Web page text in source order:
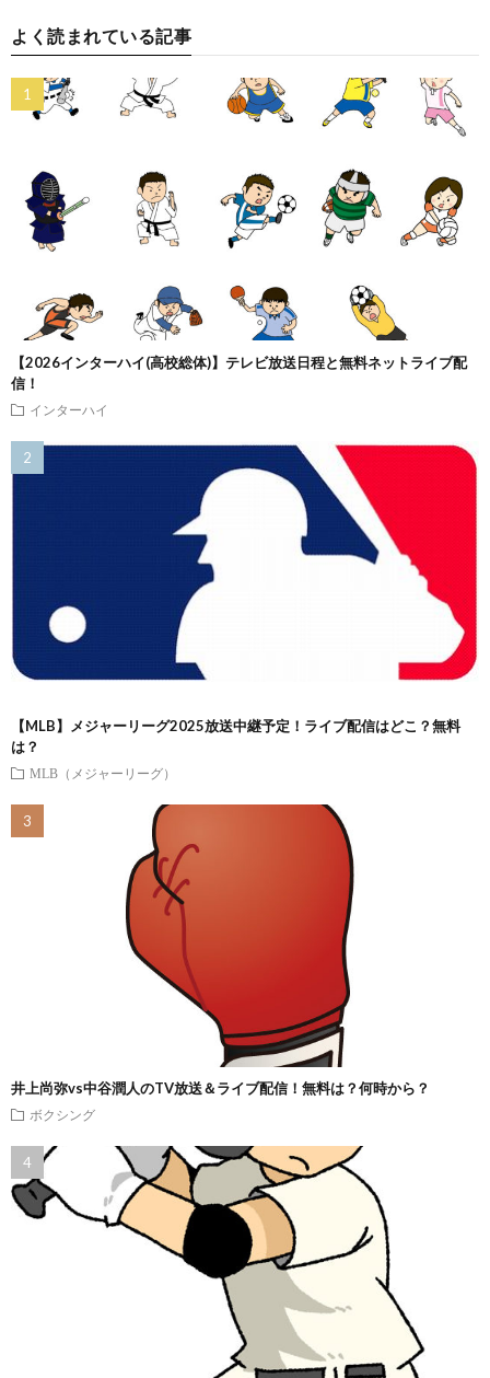
よく読まれている記事
【2026インターハイ(高校総体)】テレビ放送日程と無料ネットライブ配
信！
インターハイ
【MLB】メジャーリーグ2025放送中継予定！ライブ配信はどこ？無料
は？
MLB（メジャーリーグ）
井上尚弥vs中谷潤人のTV放送＆ライブ配信！無料は？何時から？
ボクシング